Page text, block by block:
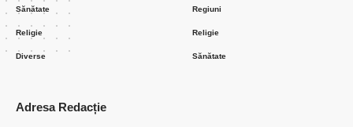
Sănătate
Religie
Diverse
Regiuni
Religie
Sănătate
Adresa Redacție